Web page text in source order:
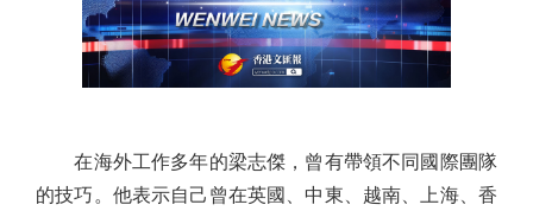
在海外工作多年的梁志傑，曾有帶領不同國際團隊
的技巧。他表示自己曾在英國、中東、越南、上海、香